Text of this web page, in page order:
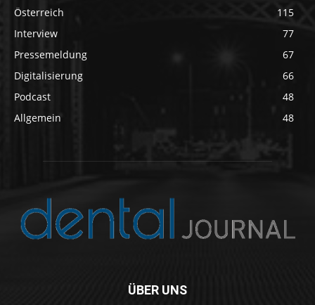
Österreich
115
Interview
77
Pressemeldung
67
Digitalisierung
66
Podcast
48
Allgemein
48
ÜBER UNS